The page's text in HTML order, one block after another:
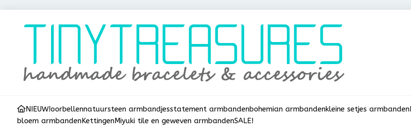
NIEUW!oorbellennatuursteen armbandjesstatement armbandenbohemian armbandenkleine setjes armbanden
bloem armbandenKettingenMiyuki tile en geweven armbandenSALE!